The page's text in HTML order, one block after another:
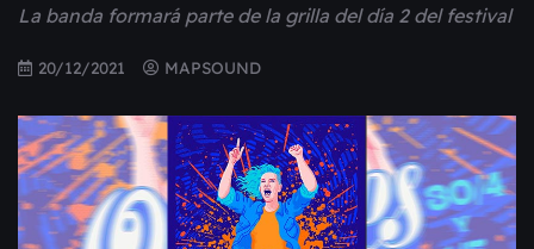
La banda formará parte de la grilla del día 2 del festival
20/12/2021 MAPSOUND